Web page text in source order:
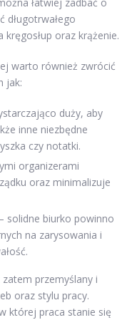
długotrwałego
kręgosłup oraz krążenie.
warto również zwrócić
jak:
duży, aby
inne niezbędne
czy notatki.
organizerami
oraz minimalizuje
– solidne biurko powinno
na zarysowania i
przemyślany i
oraz stylu pracy.
której praca stanie się